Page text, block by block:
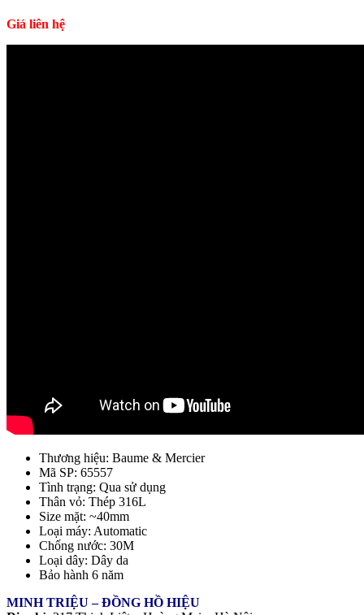
Giá liên hệ
Thương hiệu: Baume & Mercier
Mã SP: 65557
Tình trạng: Qua sử dụng
Thân vỏ: Thép 316L
Size mặt: ~40mm
Loại máy: Automatic
Chống nước: 30M
Loại dây: Dây da
Bảo hành 6 năm
MINH TRIỆU – ĐỒNG HỒ HIỆU